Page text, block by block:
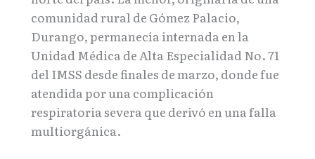
comunidad rural de Gómez Palacio,
Durango, permanecía internada en la
Unidad Médica de Alta Especialidad No. 71
del IMSS desde finales de marzo, donde fue
atendida por una complicación
respiratoria severa que derivó en una falla
multiorgánica.